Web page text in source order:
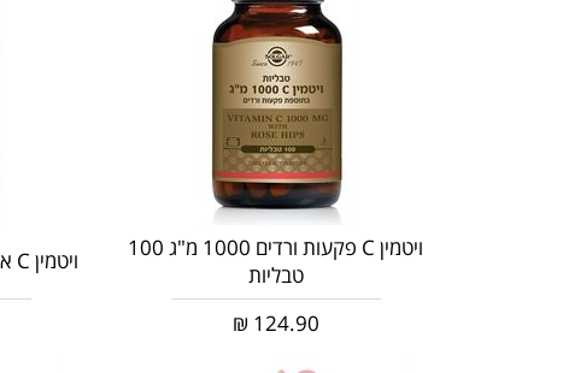
ויטמין C פקעות ורדים 1000 מ"ג 100
טבליות
124.90
₪
ויטמין C אסטרולה 500 מ"ג 50 כמוסות